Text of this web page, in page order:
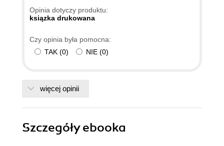
Opinia dotyczy produktu:
ksiązka drukowana
Czy opinia była pomocna:
TAK (0) NIE (0)
więcej opinii
Szczegółyebooka